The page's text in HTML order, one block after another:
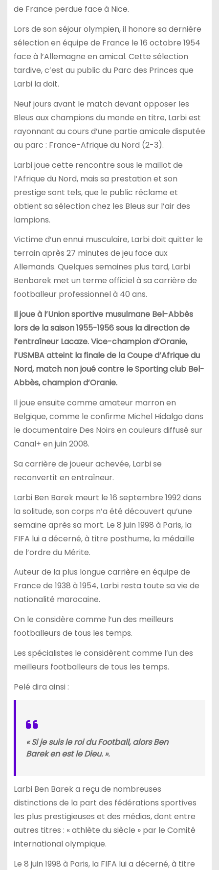
de France perdue face à Nice.
Lors de son séjour olympien, il honore sa dernière
sélection en équipe de France le 16 octobre 1954
face à l’Allemagne en amical. Cette sélection
tardive, c’est au public du Parc des Princes que
Larbi la doit.
Neuf jours avant le match devant opposer les
Bleus aux champions du monde en titre, Larbi est
rayonnant au cours d’une partie amicale disputée
au parc : France-Afrique du Nord (2-3).
Larbi joue cette rencontre sous le maillot de
l’Afrique du Nord, mais sa prestation et son
prestige sont tels, que le public réclame et
obtient sa sélection chez les Bleus sur l’air des
lampions.
Victime d’un ennui musculaire, Larbi doit quitter le
terrain après 27 minutes de jeu face aux
Allemands. Quelques semaines plus tard, Larbi
Benbarek met un terme officiel à sa carrière de
footballeur professionnel à 40 ans.
Il joue à l’Union sportive musulmane Bel-Abbès
lors de la saison 1955-1956 sous la direction de
l’entraîneur Lacaze. Vice-champion d’Oranie,
l’USMBA atteint la finale de la Coupe d’Afrique du
Nord, match non joué contre le Sporting club Bel-
Abbès, champion d’Oranie.
Il joue ensuite comme amateur marron en
Belgique, comme le confirme Michel Hidalgo dans
le documentaire Des Noirs en couleurs diffusé sur
Canal+ en juin 2008.
Sa carrière de joueur achevée, Larbi se
reconvertit en entraîneur.
Larbi Ben Barek meurt le 16 septembre 1992 dans
la solitude, son corps n’a été découvert qu’une
semaine après sa mort. Le 8 juin 1998 à Paris, la
FIFA lui a décerné, à titre posthume, la médaille
de l’ordre du Mérite.
Auteur de la plus longue carrière en équipe de
France de 1938 à 1954, Larbi resta toute sa vie de
nationalité marocaine.
On le considère comme l’un des meilleurs
footballeurs de tous les temps.
Les spécialistes le considèrent comme l’un des
meilleurs footballeurs de tous les temps.
Pelé dira ainsi :
« Si je suis le roi du Football, alors Ben
Barek en est le Dieu. ».
Larbi Ben Barek a reçu de nombreuses
distinctions de la part des fédérations sportives
les plus prestigieuses et des médias, dont entre
autres titres : « athlète du siècle » par le Comité
international olympique.
Le 8 juin 1998 à Paris, la FIFA lui a décerné, à titre